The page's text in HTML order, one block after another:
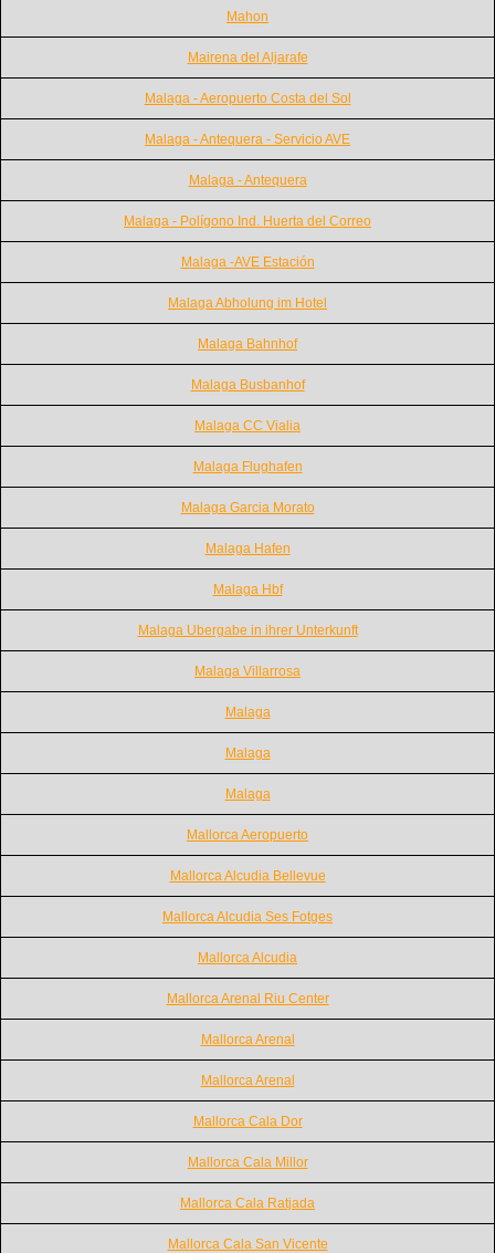
Mahon
Mairena del Aljarafe
Malaga - Aeropuerto Costa del Sol
Malaga - Antequera - Servicio AVE
Malaga - Antequera
Malaga - Polígono Ind. Huerta del Correo
Malaga -AVE Estación
Malaga Abholung im Hotel
Malaga Bahnhof
Malaga Busbanhof
Malaga CC Vialia
Malaga Flughafen
Malaga Garcia Morato
Malaga Hafen
Malaga Hbf
Malaga Ubergabe in ihrer Unterkunft
Malaga Villarrosa
Malaga
Malaga
Malaga
Mallorca Aeropuerto
Mallorca Alcudia Bellevue
Mallorca Alcudia Ses Fotges
Mallorca Alcudia
Mallorca Arenal Riu Center
Mallorca Arenal
Mallorca Arenal
Mallorca Cala Dor
Mallorca Cala Millor
Mallorca Cala Ratjada
Mallorca Cala San Vicente